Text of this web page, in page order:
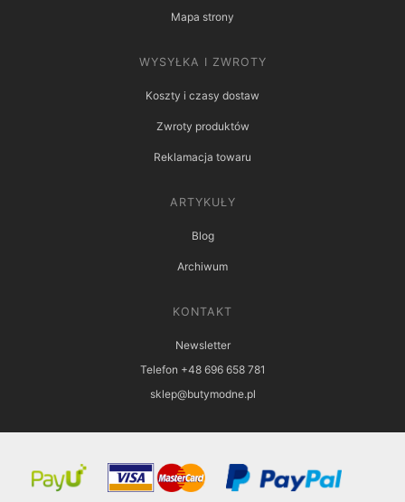
Mapa strony
WYSYŁKA I ZWROTY
Koszty i czasy dostaw
Zwroty produktów
Reklamacja towaru
ARTYKUŁY
Blog
Archiwum
KONTAKT
Newsletter
Telefon +48 696 658 781
sklep@butymodne.pl